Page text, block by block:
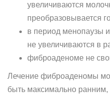
увеличиваются
преобразовывается
в период менопаузы
не увеличиваются в
фиброаденоме не
Лечение фиброаденомы
быть максимально